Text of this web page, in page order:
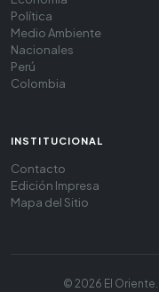
Política
Medio Ambiente
Nacionales
Perú
Colombia
INSTITUCIONAL
Contacto
Edición Impresa
Mapa del Sitio
© 2026 El